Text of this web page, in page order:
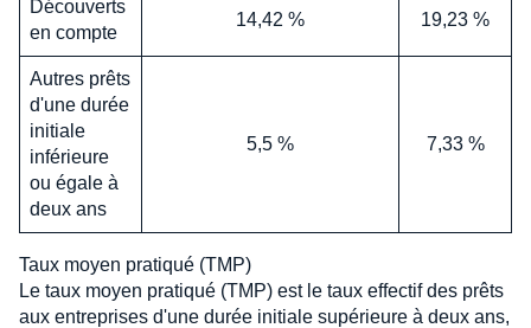
Découverts
en compte
14,42 % 19,23 %
Autres prêts
d'une durée
initiale
inférieure
ou égale à
deux ans
5,5 % 7,33 %
Taux moyen pratiqué (TMP)
Le taux moyen pratiqué (TMP) est le taux effectif des prêts
aux entreprises d'une durée initiale supérieure à deux ans,